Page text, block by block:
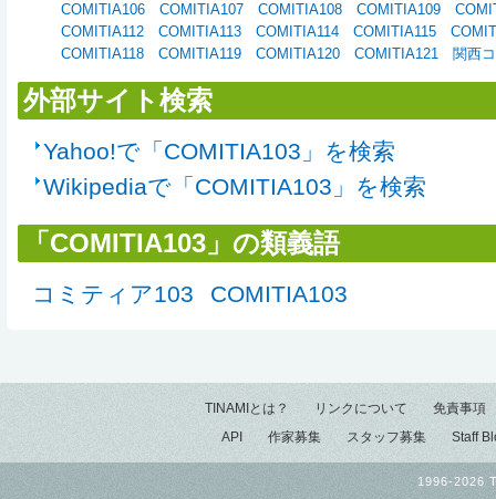
COMITIA106
COMITIA107 COMITIA108 COMITIA109
COMITIA112
COMITIA113 COMITIA114 COMITIA115
COMITIA118
COMITIA119 COMITIA120 COMITIA121 関西
外部サイト検索
Yahoo!で「COMITIA103」を検索
Wikipediaで「COMITIA103」を検索
「COMITIA103」の類義語
コミティア103 COMITIA103
TINAMIとは？ リンクについて
免責事項
API
作家募集 スタッフ募集 Staff
1996-2026